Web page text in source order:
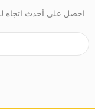
احصل على أحدث اتجاه للزجاج الفسيفسائي في صندوق الوارد الخاص بك.